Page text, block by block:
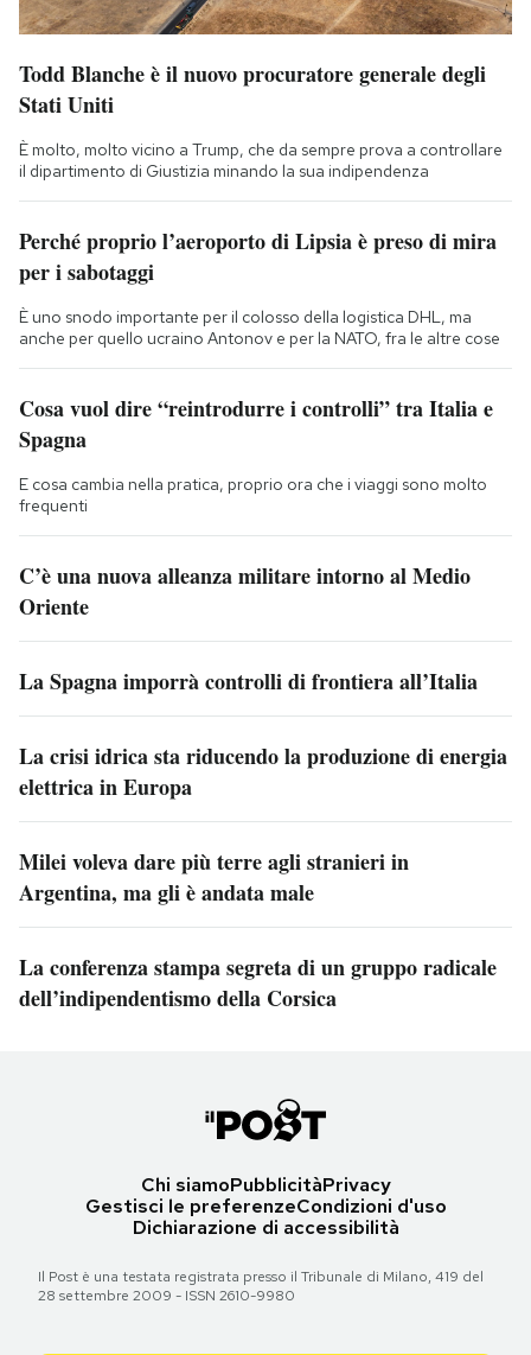
Todd Blanche è il nuovo procuratore generale degli
Stati Uniti
È molto, molto vicino a Trump, che da sempre prova a controllare
il dipartimento di Giustizia minando la sua indipendenza
Perché proprio l’aeroporto di Lipsia è preso di mira
per i sabotaggi
È uno snodo importante per il colosso della logistica DHL, ma
anche per quello ucraino Antonov e per la NATO, fra le altre cose
Cosa vuol dire “reintrodurre i controlli” tra Italia e
Spagna
E cosa cambia nella pratica, proprio ora che i viaggi sono molto
frequenti
C’è una nuova alleanza militare intorno al Medio
Oriente
La Spagna imporrà controlli di frontiera all’Italia
La crisi idrica sta riducendo la produzione di energia
elettrica in Europa
Milei voleva dare più terre agli stranieri in
Argentina, ma gli è andata male
La conferenza stampa segreta di un gruppo radicale
dell’indipendentismo della Corsica
Chi siamoPubblicitàPrivacy
Gestisci le preferenzeCondizioni d'uso
Dichiarazione di accessibilità
Il Post è una testata registrata presso il Tribunale di Milano, 419 del
28 settembre 2009 - ISSN 2610-9980